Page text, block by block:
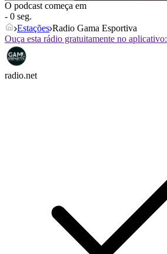
O podcast começa em
- 0 seg.
Estações Radio Gama Esportiva
Ouça esta rádio gratuitamente no aplicativo:
radio.net